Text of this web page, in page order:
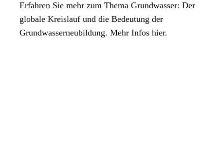
Erfahren Sie mehr zum Thema Grundwasser: Der
globale Kreislauf und die Bedeutung der
Grundwasserneubildung. Mehr Infos hier.